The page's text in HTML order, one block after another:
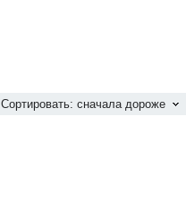
Сортировать: сначала дороже